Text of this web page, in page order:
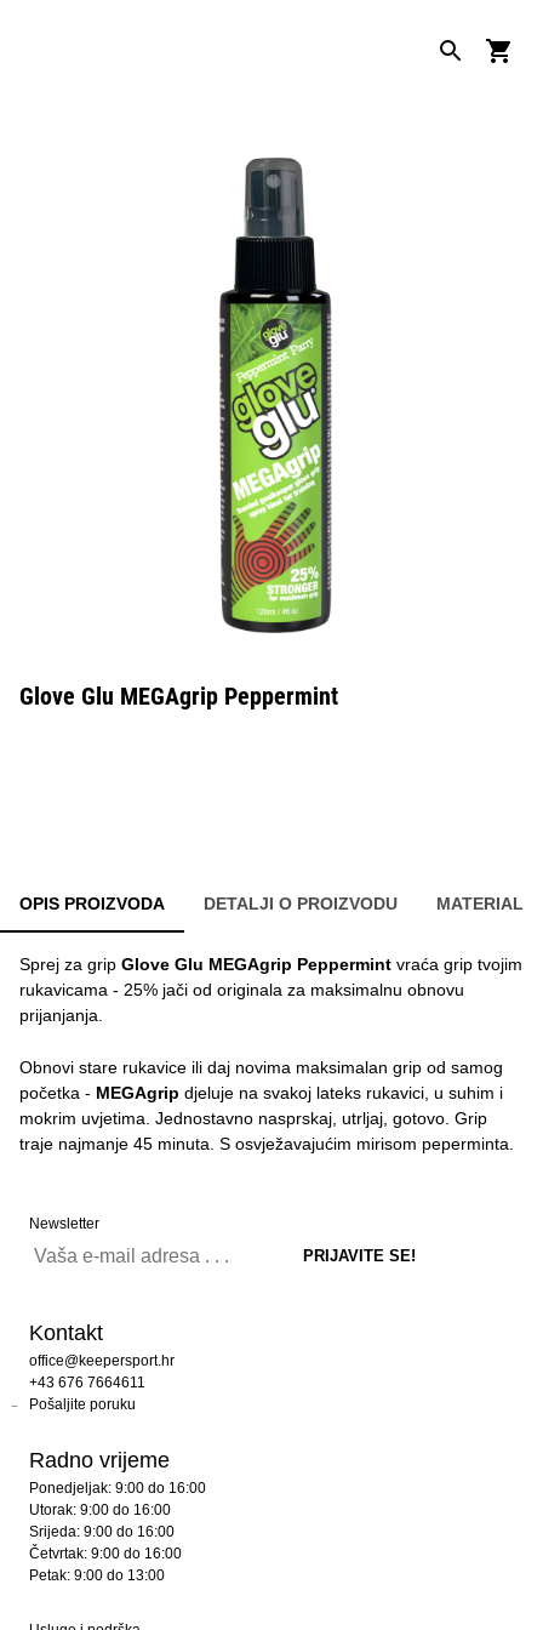
Glove Glu MEGAgrip Peppermint
OPIS PROIZVODA DETALJI O PROIZVODU MATERIAL
Sprej za grip Glove Glu MEGAgrip Peppermint vraća grip tvojim
rukavicama - 25% jači od originala za maksimalnu obnovu
prijanjanja.
Obnovi stare rukavice ili daj novima maksimalan grip od samog
početka - MEGAgrip djeluje na svakoj lateks rukavici, u suhim i
mokrim uvjetima. Jednostavno nasprskaj, utrljaj, gotovo. Grip
traje najmanje 45 minuta. S osvježavajućim mirisom peperminta.
Newsletter
Kontakt
office@keepersport.hr
+43 676 7664611
Pošaljite poruku
Radno vrijeme
Ponedjeljak: 9:00 do 16:00
Utorak: 9:00 do 16:00
Srijeda: 9:00 do 16:00
Četvrtak: 9:00 do 16:00
Petak: 9:00 do 13:00